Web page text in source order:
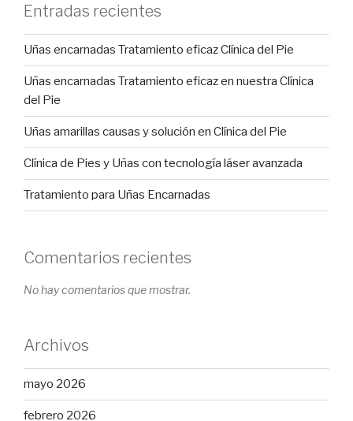
Entradas recientes
Uñas encarnadas Tratamiento eficaz Clínica del Pie
Uñas encarnadas Tratamiento eficaz en nuestra Clínica
del Pie
Uñas amarillas causas y solución en Clínica del Pie
Clínica de Pies y Uñas con tecnología láser avanzada
Tratamiento para Uñas Encarnadas
Comentarios recientes
No hay comentarios que mostrar.
Archivos
mayo 2026
febrero 2026